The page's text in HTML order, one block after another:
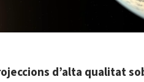
d’alta qualitat